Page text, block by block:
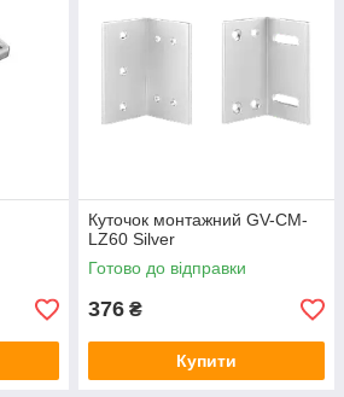
Куточок монтажний GV-CM-
LZ60 Silver
Готово до відправки
376 ₴
Купити